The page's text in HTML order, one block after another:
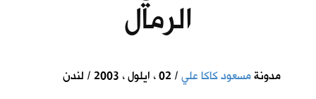
الرمال
مدونةمسعود كاكا علي/ 02 ، ايلول ، 2003 / لندن